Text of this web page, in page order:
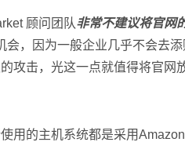
顾问团队非常不建议将官网
会，因为一般企业几乎不会去
攻击，光这一点就值得将官
用的主机系统都是采用